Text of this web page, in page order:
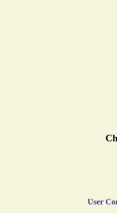
User